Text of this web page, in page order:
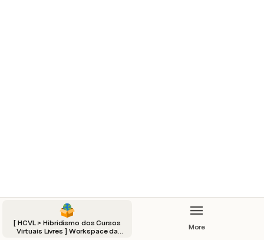
[ HCVL > Hibridismo dos Cursos
Virtuais Livres ] Workspace da
More